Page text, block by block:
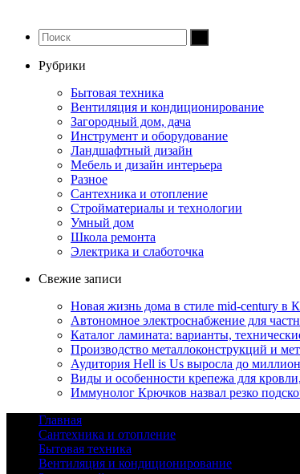
Рубрики
Бытовая техника
Вентиляция и кондиционирование
Загородный дом, дача
Инструмент и оборудование
Ландшафтный дизайн
Мебель и дизайн интерьера
Разное
Сантехника и отопление
Стройматериалы и технологии
Умный дом
Школа ремонта
Электрика и слаботочка
Свежие записи
Новая жизнь дома в стиле mid-century в
Автономное электроснабжение для
Каталог ламината: варианты,
Производство металлоконструкций и
Аудитория Hell is Us выросла до
Виды и особенности крепежа для
Иммунолог Крючков назвал резко
Главная
Сантехника и отопление
Бытовая техника
Вентиляция и кондиционирование